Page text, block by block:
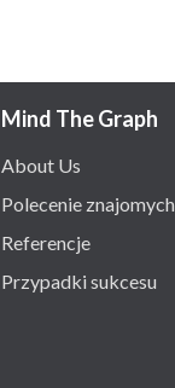
Mind The Graph
About Us
Polecenie znajomych
Referencje
Przypadki sukcesu